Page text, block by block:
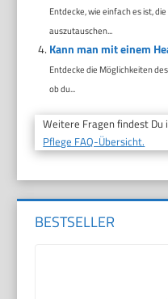
Entdecke, wie einfach es ist,
auszutauschen...
Kann man mit einem
Entdecke die Möglichkeiten
ob du...
Weitere Fragen findest Du
Pflege FAQ-Übersicht.
BESTSELLER